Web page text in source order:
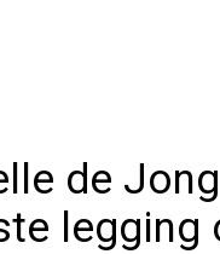
de
legging